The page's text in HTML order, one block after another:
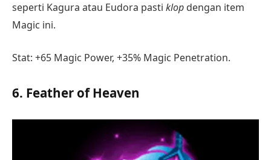
seperti Kagura atau Eudora pasti klop dengan item
Magic ini.
Stat: +65 Magic Power, +35% Magic Penetration.
6. Feather of Heaven